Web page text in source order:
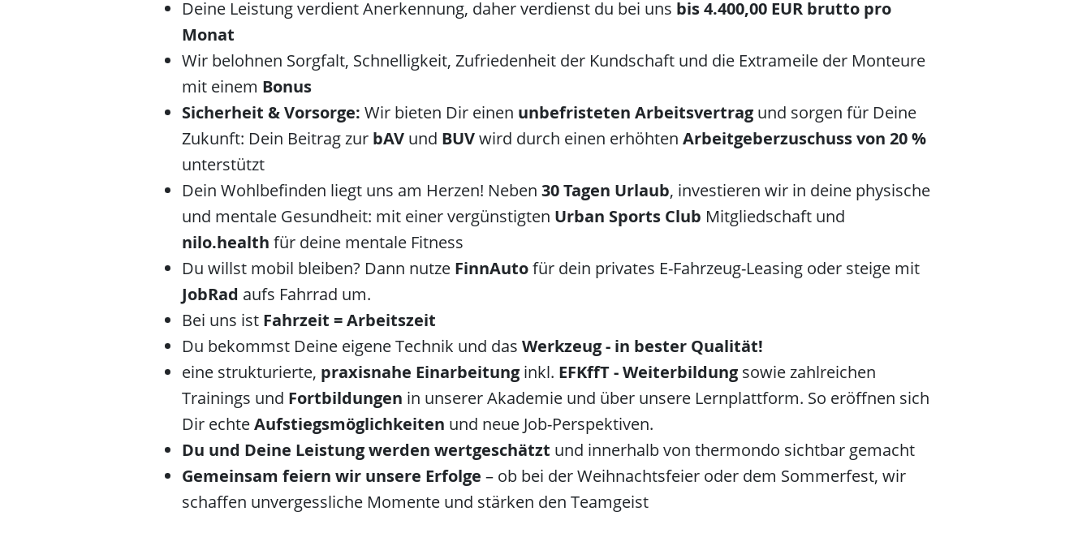
Deine Leistung verdient Anerkennung, daher verdienst du bei uns bis4.400,00 EUR brutto pro
Monat
Wir belohnen Sorgfalt, Schnelligkeit, Zufriedenheit der Kundschaft und die Extrameile der Monteure
mit einem Bonus
Sicherheit & Vorsorge: Wir bieten Dir einen unbefristeten Arbeitsvertrag und sorgen für Deine
Zukunft: Dein Beitrag zur bAV und BUVwird durch einen erhöhten Arbeitgeberzuschuss von 20 %
unterstützt
Dein Wohlbefinden liegt uns am Herzen! Neben 30 Tagen Urlaub, investieren wir in deine physische
und mentale Gesundheit: mit einer vergünstigten Urban Sports Club Mitgliedschaft und
nilo.health für deine mentale Fitness
Du willst mobil bleiben? Dann nutze FinnAutofür dein privates E-Fahrzeug-Leasing oder steige mit
JobRad aufs Fahrrad um.
Bei uns ist Fahrzeit = Arbeitszeit
Du bekommst Deine eigene Technik und das Werkzeug - in bester Qualität!
eine strukturierte, praxisnahe Einarbeitung inkl. EFKffT - Weiterbildung sowie zahlreichen
Trainings und Fortbildungen in unserer Akademie und über unsere Lernplattform. So eröffnen sich
Dir echteAufstiegsmöglichkeiten und neue Job-Perspektiven.
Du und Deine Leistung werden wertgeschätzt und innerhalb von thermondo sichtbar gemacht
Gemeinsam feiern wir unsere Erfolge – ob bei der Weihnachtsfeier oder dem Sommerfest, wir
schaffen unvergessliche Momente und stärken den Teamgeist